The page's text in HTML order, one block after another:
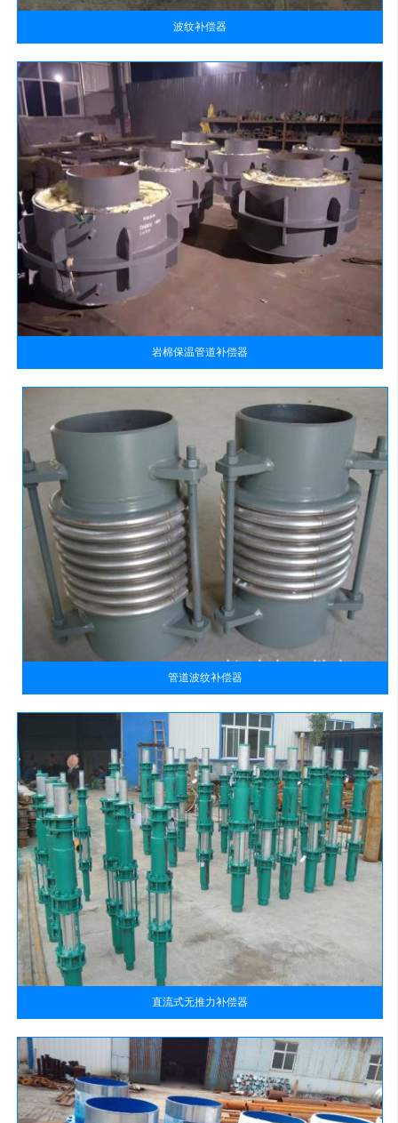
波纹补偿器
岩棉保温管道补偿器
管道波纹补偿器
直流式无推力补偿器